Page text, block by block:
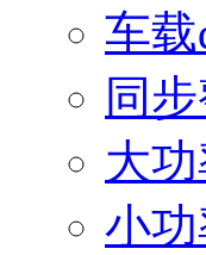
车
同
大
小